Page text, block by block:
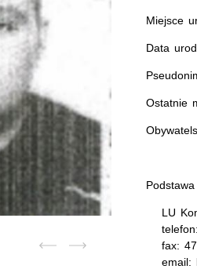
Miejsce
Data
Ostatnie
LU
fax:
email: